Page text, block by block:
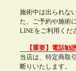
施術中は出られな
た、ご予約や施術
LINEをご利用くだ
【重要】電話勧
当店は、特定商取
断りいたします。